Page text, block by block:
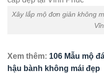
Xây lắp mộ đơn giản không
Xem thêm: 106 Mẫu mộ
hậu bành không mái đẹp